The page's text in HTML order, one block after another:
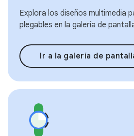
Explora los diseños multimedia
plegables en la galería de
Ir a la galería de